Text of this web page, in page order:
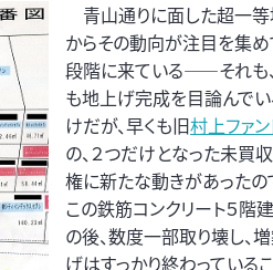
青山通りに面した超一等
からその動向が注目を集
段階に来ている――それも
も地上げ完成を目論んで
けだが、早くも旧村上ファン
の、２つだけとなった未買
権に新たな動きがあったの
この鉄筋コンクリート５階
の後、数度一部取り壊し、
げはすっかり終わっている